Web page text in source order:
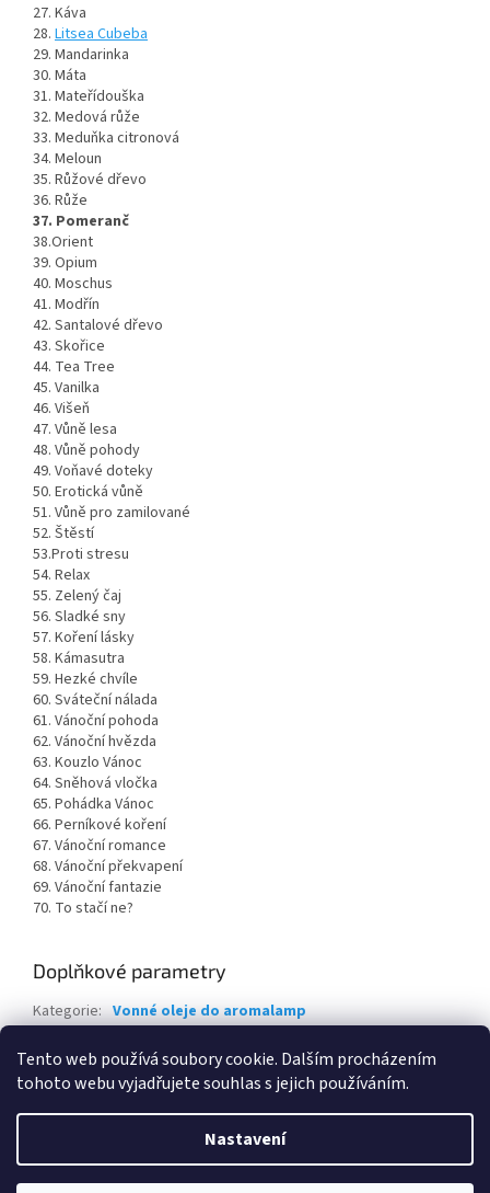
Tento web používá soubory cookie. Dalším procházením
tohoto webu vyjadřujete souhlas s jejich používáním.
Nastavení
27. Káva
28. Litsea Cubeba
29. Mandarinka
30. Máta
31. Mateřídouška
32. Medová růže
33. Meduňka citronová
34. Meloun
35. Růžové dřevo
36. Růže
37. Pomeranč
38.Orient
39. Opium
40. Moschus
41. Modřín
42. Santalové dřevo
43. Skořice
44. Tea Tree
45. Vanilka
46. Višeň
47. Vůně lesa
48. Vůně pohody
49. Voňavé doteky
50. Erotická vůně
51. Vůně pro zamilované
52. Štěstí
53.Proti stresu
54. Relax
55. Zelený čaj
56. Sladké sny
57. Koření lásky
58. Kámasutra
59. Hezké chvíle
60. Sváteční nálada
61. Vánoční pohoda
62. Vánoční hvězda
63. Kouzlo Vánoc
64. Sněhová vločka
65. Pohádka Vánoc
66. Perníkové koření
67. Vánoční romance
68. Vánoční překvapení
69. Vánoční fantazie
70. To stačí ne?
Doplňkové parametry
Kategorie: Vonné oleje do aromalamp
Vytvořil Shoptet